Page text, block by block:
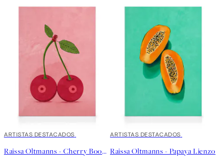
30%*
ARTISTAS DESTACADOS
Raissa Oltmanns - Cherry Boobs Lienzo
30%*
ARTISTAS DESTACADOS
Raissa Oltmanns - Papaya Lienzo